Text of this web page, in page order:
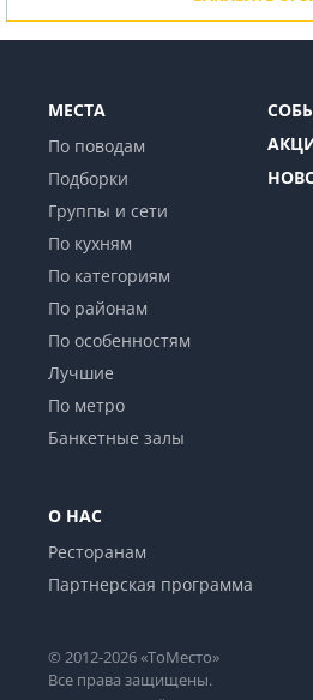
МЕСТА
По поводам
Подборки
Группы и сети
По кухням
По категориям
По районам
По особенностям
Лучшие
По метро
Банкетные залы
О НАС
Ресторанам
Партнерская программа
© 2012-2026 «ТоМесто»
Все права защищены.